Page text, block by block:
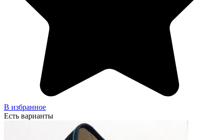
В избранное
Есть варианты